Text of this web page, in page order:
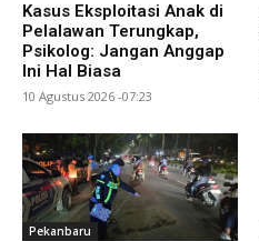
Kasus Eksploitasi Anak di
Pelalawan Terungkap,
Psikolog: Jangan Anggap
Ini Hal Biasa
10 Agustus 2026 -07:23
Pekanbaru